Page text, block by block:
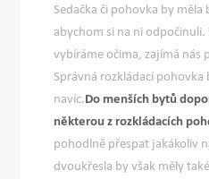
Sedačka či pohovka by
abychom si na ni odpočinuli.
vybíráme očima, zajímá nás
Správná rozkládací pohovka
navíc.Do menších bytů
některou z rozkládacích
pohodlně přespat jakákoliv
dvoukřesla by však měly